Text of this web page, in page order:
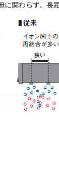
に関わらず、長